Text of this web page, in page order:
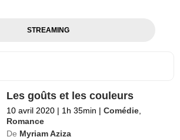
STREAMING
Les goûts et les couleurs
10 avril 2020 | 1h 35min | Comédie
Romance
De Myriam Aziza